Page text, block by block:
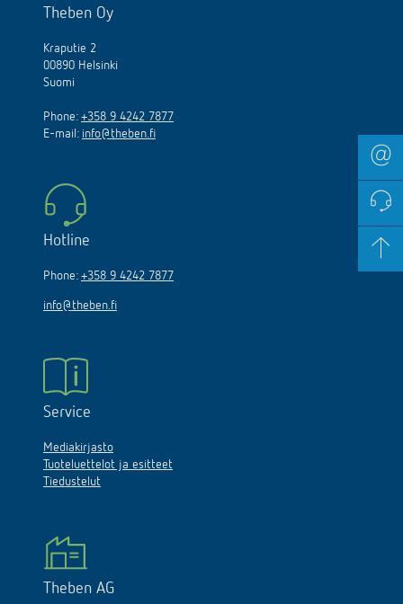
Theben Oy
Kraputie 2
00890 Helsinki
Suomi
Phone: +358 9 4242 7877
E-mail: info@theben.fi
Hotline
Phone: +358 9 4242 7877
info@theben.fi
Service
Mediakirjasto
Tuoteluettelot ja esitteet
Tiedustelut
Theben AG